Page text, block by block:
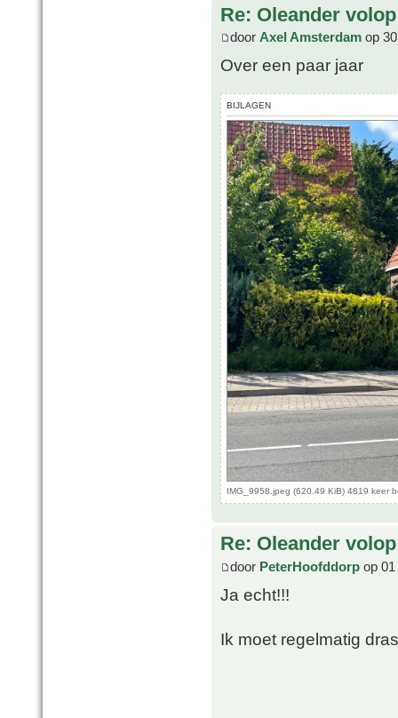
Re: Oleander
door Axel Amsterdam op
Over een paar jaar
BIJLAGEN
IMG_9958.jpeg (620.49 KiB) 4819 keer
Re: Oleander
door PeterHoofddorp op
Ja echt!!!
Ik moet regelmatig